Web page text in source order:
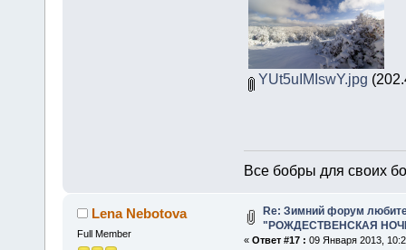
YUt5uIMIswY.jpg
Все бобры для своих
Lena Nebotova
Full Member
Re: Зимний форум
"РОЖДЕСТВЕНСКАЯ
« Ответ #17 : 09 Января 2013,